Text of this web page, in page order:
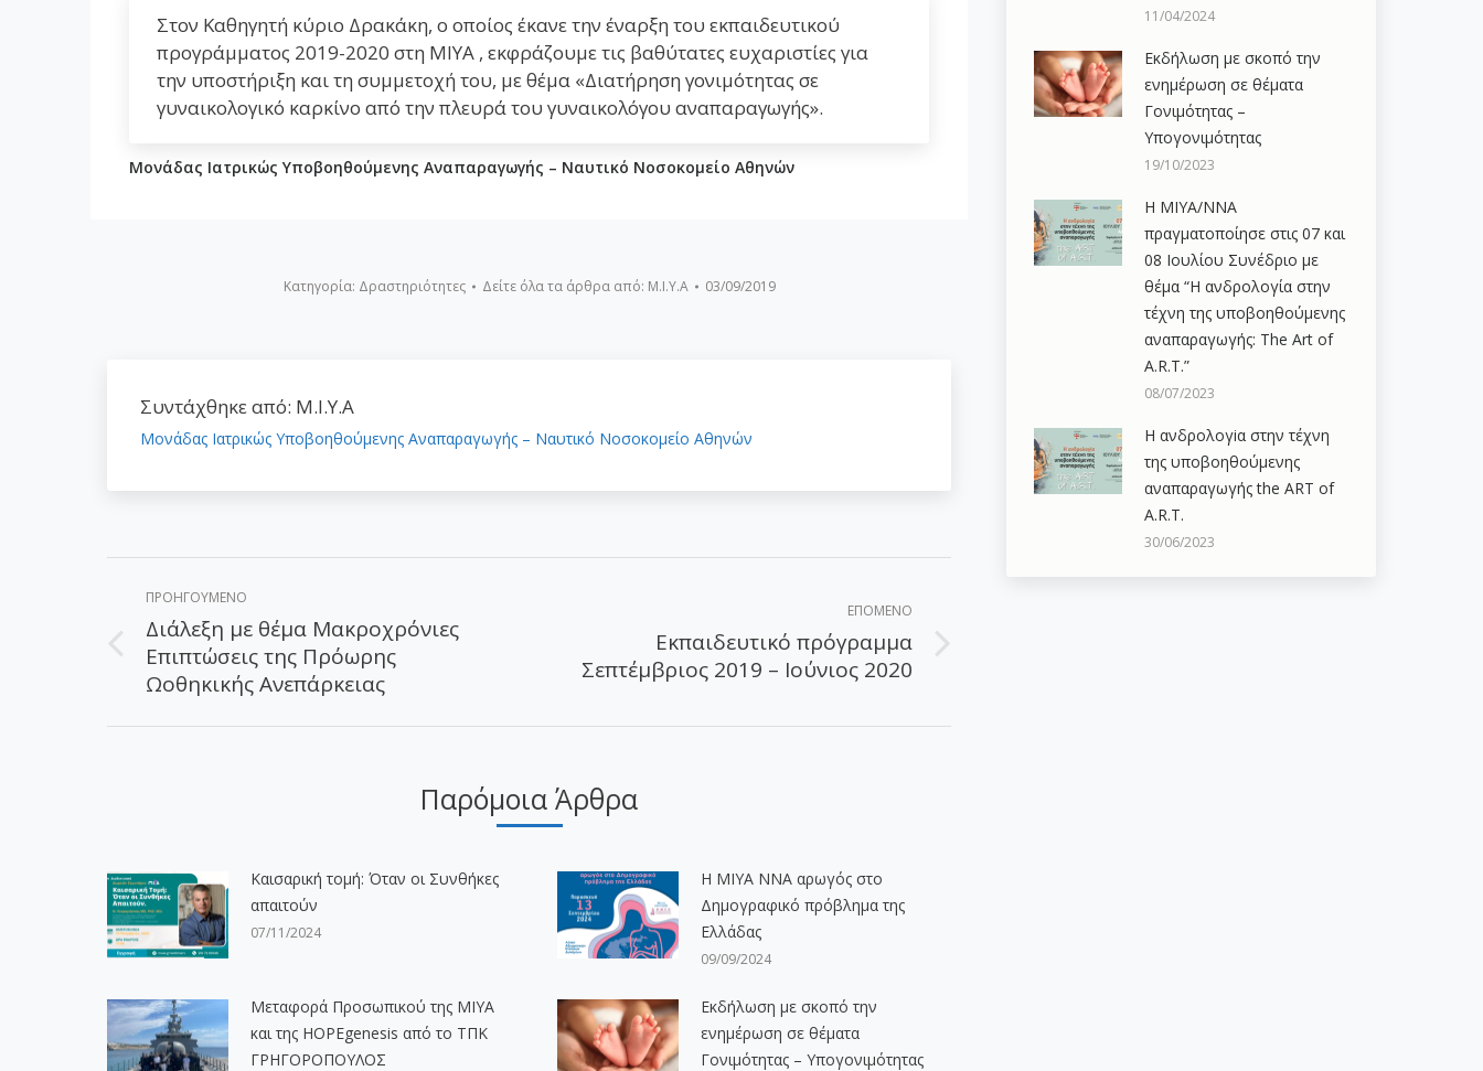
Στον Καθηγητή κύριο Δρακάκη, ο οποίος έκανε την έναρξη του εκπαιδευτικού
προγράμματος 2019-2020 στη ΜΙΥΑ , εκφράζουμε τις βαθύτατες ευχαριστίες για
την υποστήριξη και τη συμμετοχή του, με θέμα «Διατήρηση γονιμότητας σε
γυναικολογικό καρκίνο από την πλευρά του γυναικολόγου αναπαραγωγής».
Μονάδας Ιατρικώς Υποβοηθούμενης Αναπαραγωγής – Ναυτικό Νοσοκομείο Αθηνών
Κατηγορία: Δραστηριότητες Δείτε όλα τα άρθρα από: Μ.Ι.Υ.Α 03/09/2019
Συντάχθηκε από: Μ.Ι.Υ.Α
Μονάδας Ιατρικώς Υποβοηθούμενης Αναπαραγωγής – Ναυτικό Νοσοκομείο Αθηνών
Post
navigation
ΠΡΟΗΓΟΎΜΕΝΟ
Προηγούμενο
άρθρο:
Διάλεξη με θέμα Μακροχρόνιες
Επιπτώσεις της Πρόωρης
Ωοθηκικής Ανεπάρκειας
ΕΠΌΜΕΝΟ
άρθρο:
Εκπαιδευτικό πρόγραμμα
Σεπτέμβριος 2019 – Ιούνιος 2020
Παρόμοια Άρθρα
Καισαρική τομή: Όταν οι Συνθήκες
απαιτούν
07/11/2024
H ΜΙΥΑ ΝΝΑ αρωγός στο
Δημογραφικό πρόβλημα της
Ελλάδας
09/09/2024
Μεταφορά Προσωπικού της ΜΙΥΑ
και της HOPEgenesis από το ΤΠΚ
ΓΡΗΓΟΡΟΠΟΥΛΟΣ
Εκδήλωση με σκοπό την
ενημέρωση σε θέματα
Γονιμότητας – Υπογονιμότητας
11/04/2024
Εκδήλωση με σκοπό την
ενημέρωση σε θέματα
Γονιμότητας –
Υπογονιμότητας
19/10/2023
Η ΜΙΥΑ/ΝΝΑ
πραγματοποίησε στις 07 και
08 Ιουλίου Συνέδριο με
θέμα “Η ανδρολογία στην
τέχνη της υποβοηθούμενης
αναπαραγωγής: The Art of
A.R.T.”
08/07/2023
Η ανδρολογiα στην τέχνη
της υποβοηθούμενης
αναπαραγωγής the ART of
A.R.T.
30/06/2023